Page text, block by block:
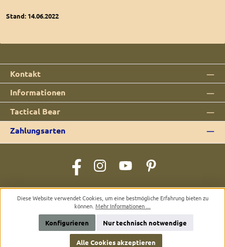
Stand: 14.06.2022
Kontakt
Informationen
Tactical Bear
Zahlungsarten
Facebook Instagram YouTube Pinterest
Nachnahmegebühren, wenn nicht anders angegeben.
© 2026 Tactical Bear - Alle Rechte vorbehalten. Theme by
Diese Website verwendet Cookies, um eine bestmögliche Erfahrung bieten zu
können. Mehr Informationen ...
Nur technisch notwendige
Konfigurieren
Alle Cookies akzeptieren